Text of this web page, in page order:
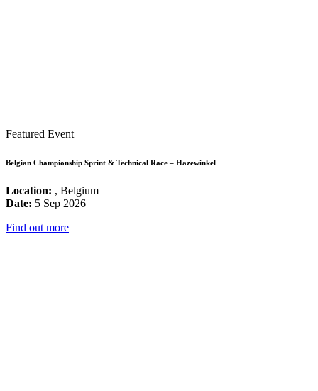
Featured Event
Belgian Championship Sprint & Technical Race – Hazewinkel
Location: , Belgium
Date: 5 Sep 2026
Find out more